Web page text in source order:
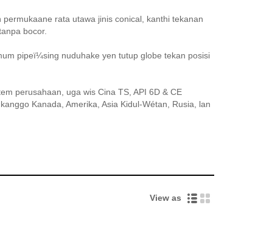
rata utawa jinis conical, kanthi tekanan
bocor.
pipeï¼sing nuduhake yen tutup globe tekan posisi
perusahaan, uga wis Cina TS, API 6D & CE
Kanada, Amerika, Asia Kidul-Wétan, Rusia, lan
View as